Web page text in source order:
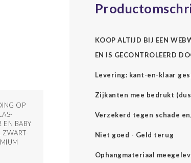
OP
EN BABY
ZWART-
KOOP ALTIJD BIJ EEN
EN IS GECONTROLEERD
Levering: kant-en-klaar
Zijkanten mee bedrukt
Verzekerd tegen schade
Niet goed - Geld terug
Ophangmateriaal